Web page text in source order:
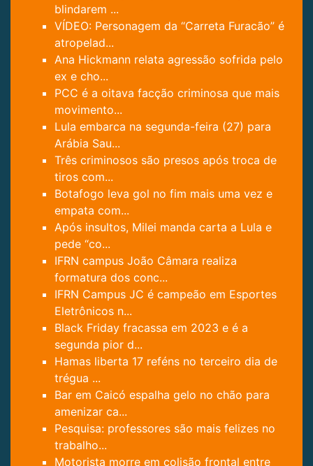
blindarem ...
VÍDEO: Personagem da “Carreta Furacão” é
atropelad...
Ana Hickmann relata agressão sofrida pelo
ex e cho...
PCC é a oitava facção criminosa que mais
movimento...
Lula embarca na segunda-feira (27) para
Arábia Sau...
Três criminosos são presos após troca de
tiros com...
Botafogo leva gol no fim mais uma vez e
empata com...
Após insultos, Milei manda carta a Lula e
pede “co...
IFRN campus João Câmara realiza
formatura dos conc...
IFRN Campus JC é campeão em Esportes
Eletrônicos n...
Black Friday fracassa em 2023 e é a
segunda pior d...
Hamas liberta 17 reféns no terceiro dia de
trégua ...
Bar em Caicó espalha gelo no chão para
amenizar ca...
Pesquisa: professores são mais felizes no
trabalho...
Motorista morre em colisão frontal entre